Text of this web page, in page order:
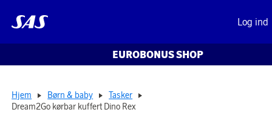
Log ind
EUROBONUS SHOP
Hjem Børn & baby
Tasker
Dream2Go kørbar kuffert Dino Rex